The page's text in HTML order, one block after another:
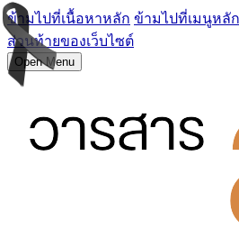
ข้ามไปที่เนื้อหาหลัก ข้ามไปที่เมนูหลั
ส่วนท้ายของเว็บไซต์
Open Menu